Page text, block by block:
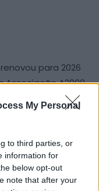
My Personal
to third parties, or
information for
below opt-out
note that after your
para 2026
A2000,
mil euros.
da instituição,
de